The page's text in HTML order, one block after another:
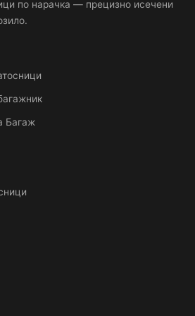
по нарачка — прецизно исечени
Багаж